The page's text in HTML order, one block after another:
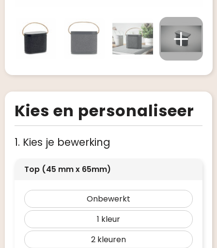
Kies en personaliseer
1. Kies je bewerking
Top (45 mm x 65mm)
Onbewerkt
1
2